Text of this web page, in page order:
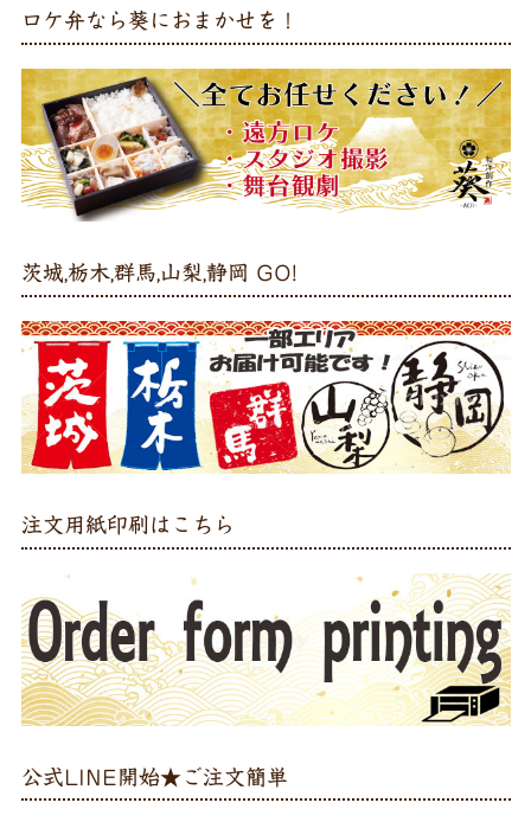
ロケ弁なら葵におまかせを！
茨城,栃木,群馬,山梨,静岡 GO!
注文用紙印刷はこちら
公式LINE開始★ご注文簡単